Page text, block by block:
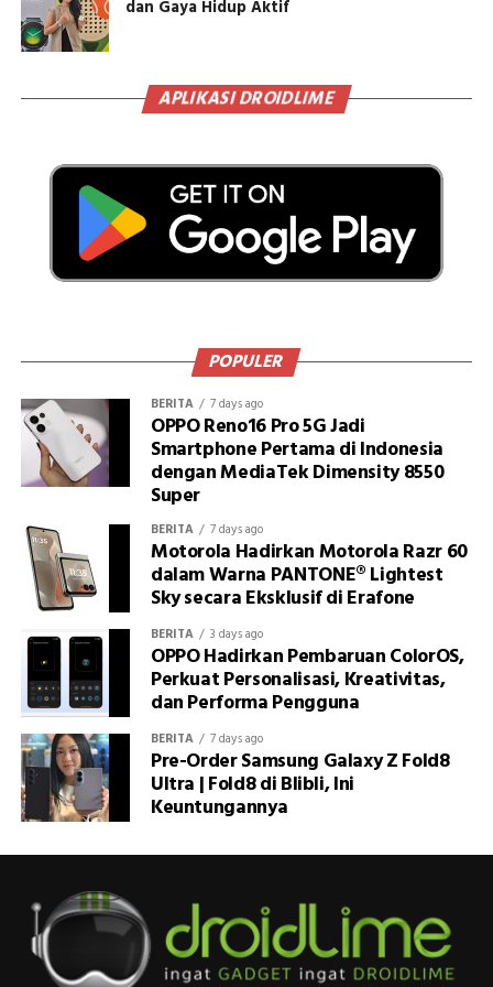
dan Gaya Hidup Aktif
APLIKASI DROIDLIME
POPULER
BERITA 7 days ago
OPPO Reno16 Pro 5G Jadi
Smartphone Pertama di Indonesia
dengan MediaTek Dimensity 8550
Super
BERITA 7 days ago
Motorola Hadirkan Motorola Razr 60
dalam Warna PANTONE® Lightest
Sky secara Eksklusif di Erafone
BERITA 3 days ago
OPPO Hadirkan Pembaruan ColorOS,
Perkuat Personalisasi, Kreativitas,
dan Performa Pengguna
BERITA 7 days ago
Pre-Order Samsung Galaxy Z Fold8
Ultra | Fold8 di Blibli, Ini
Keuntungannya